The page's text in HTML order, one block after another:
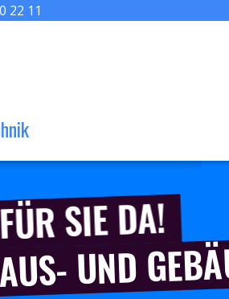
22 11
FÜR SIE DA!
UND